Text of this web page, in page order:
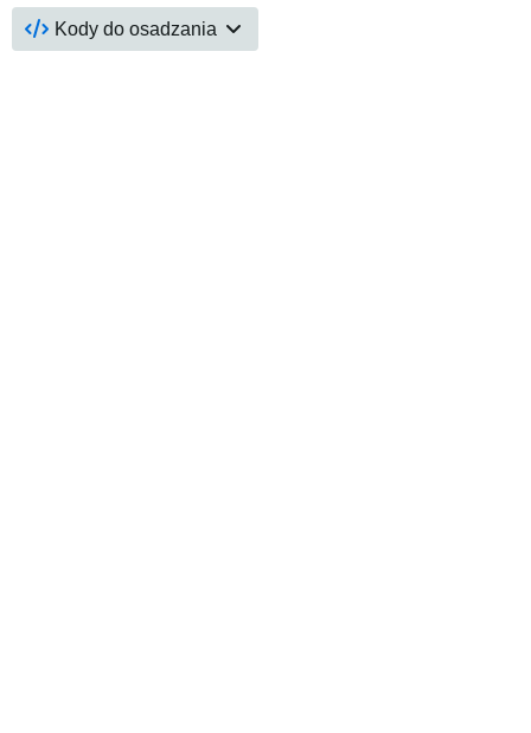
Kody do osadzania